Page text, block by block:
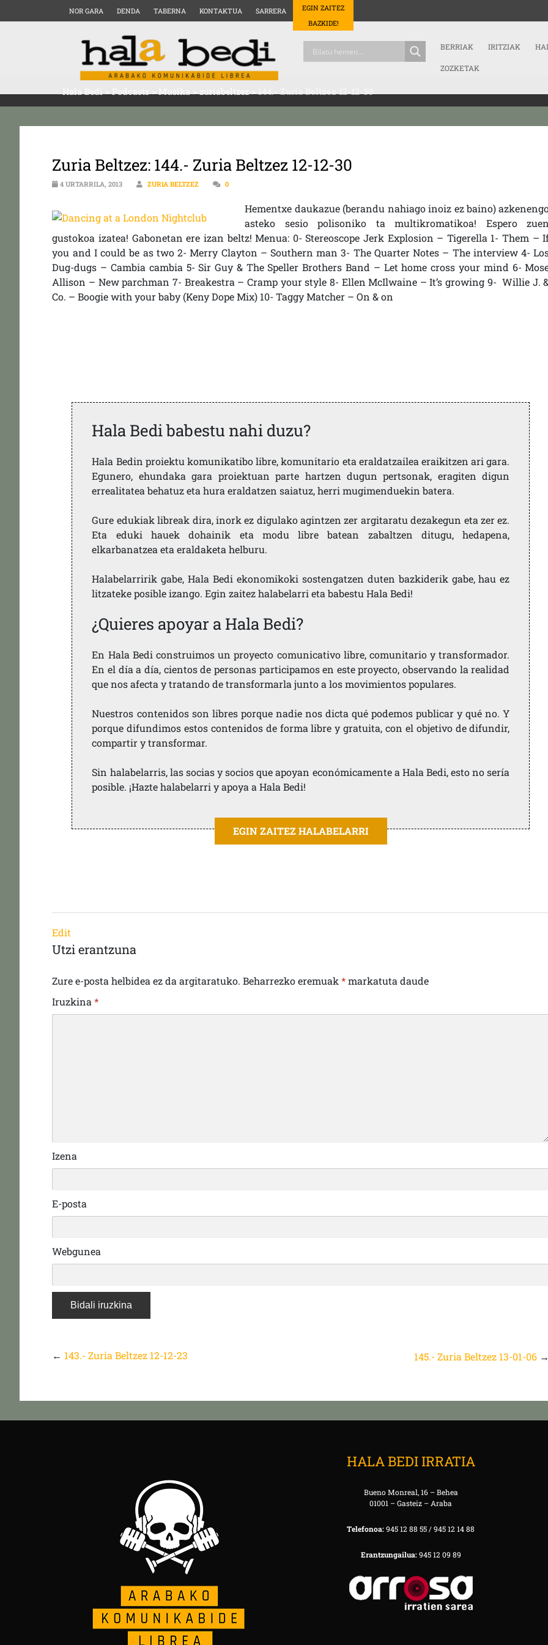
NOR GARA DENDA TABERNA KONTAKTUA SARRERA
EGIN ZAITEZ
BAZKIDE!
BERRIAK IRITZIAK
ZOZKETAK
Hala Bedi>Podcasts>Musika>zuriabeltzez>144.- Zuria Beltzez 12-12-30
Zuria Beltzez: 144.- Zuria Beltzez 12-12-30
4 URTARRILA, 2013 ZURIA BELTZEZ 0
Hementxe daukazue (berandu nahiago inoiz ez baino)
asteko sesio polisoniko ta multikromatikoa! Espero
gustokoa izatea! Gabonetan ere izan beltz! Menua: 0- Stereoscope Jerk Explosion – Tigerella 1- Them –
you and I could be as two 2- Merry Clayton – Southern man 3- The Quarter Notes – The interview 4-
Dug-dugs – Cambia cambia 5- Sir Guy & The Speller Brothers Band – Let home cross your mind 6-
Allison – New parchman 7- Breakestra – Cramp your style 8- Ellen McIlwaine – It’s growing 9- Willie J.
Co. – Boogie with your baby (Keny Dope Mix) 10- Taggy Matcher – On & on
Hala Bedi babestu nahi duzu?
Hala Bedin proiektu komunikatibo libre, komunitario eta eraldatzailea eraikitzen ari gara.
Egunero, ehundaka gara proiektuan parte hartzen dugun pertsonak, eragiten digun
errealitatea behatuz eta hura eraldatzen saiatuz, herri mugimenduekin batera.
Gure edukiak libreak dira, inork ez digulako agintzen zer argitaratu dezakegun eta zer ez.
Eta eduki hauek dohainik eta modu libre batean zabaltzen ditugu, hedapena,
elkarbanatzea eta eraldaketa helburu.
Halabelarririk gabe, Hala Bedi ekonomikoki sostengatzen duten bazkiderik gabe, hau ez
litzateke posible izango. Egin zaitez halabelarri eta babestu Hala Bedi!
¿Quieres apoyar a Hala Bedi?
En Hala Bedi construimos un proyecto comunicativo libre, comunitario y transformador.
En el día a día, cientos de personas participamos en este proyecto, observando la realidad
que nos afecta y tratando de transformarla junto a los movimientos populares.
Nuestros contenidos son libres porque nadie nos dicta qué podemos publicar y qué no. Y
porque difundimos estos contenidos de forma libre y gratuita, con el objetivo de difundir,
compartir y transformar.
Sin halabelarris, las socias y socios que apoyan económicamente a Hala Bedi, esto no sería
posible. ¡Hazte halabelarri y apoya a Hala Bedi!
EGIN ZAITEZ HALABELARRI
Edit
Utzi erantzuna
Zure e-posta helbidea ez da argitaratuko. Beharrezko eremuak*markatuta daude
Iruzkina*
Izena
E-posta
Webgunea
← 143.- Zuria Beltzez 12-12-23 145.- Zuria Beltzez 13-01-06
HALA BEDI IRRATIA
Bueno Monreal, 16 – Behea
01001 – Gasteiz – Araba
Telefonoa:945 12 88 55 / 945 12 14 88
Erantzungailua:945 12 09 89